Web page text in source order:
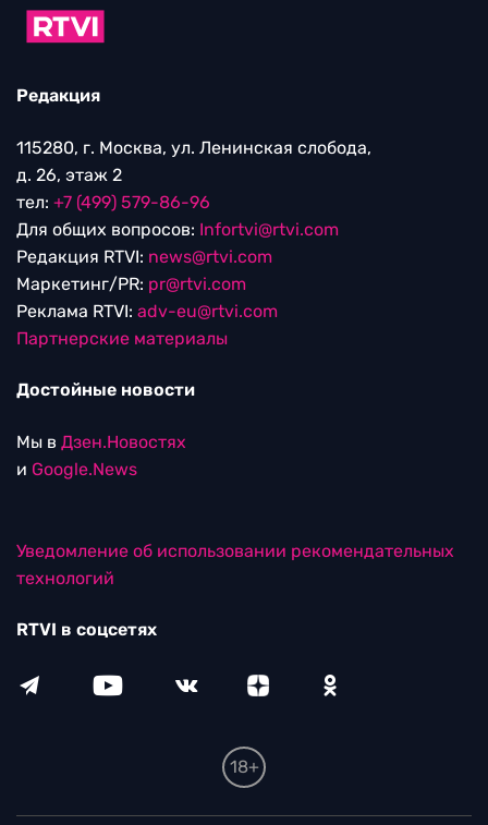
Редакция
115280, г. Москва, ул. Ленинская слобода,
д. 26, этаж 2
тел: +7 (499) 579-86-96
Для общих вопросов: Infortvi@rtvi.com
Редакция RTVI: news@rtvi.com
Маркетинг/PR: pr@rtvi.com
Реклама RTVI: adv-eu@rtvi.com
Партнерские материалы
Достойные новости
Мы в Дзен.Новостях
и Google.News
Уведомление об использовании рекомендательных
технологий
RTVI в соцсетях
18+